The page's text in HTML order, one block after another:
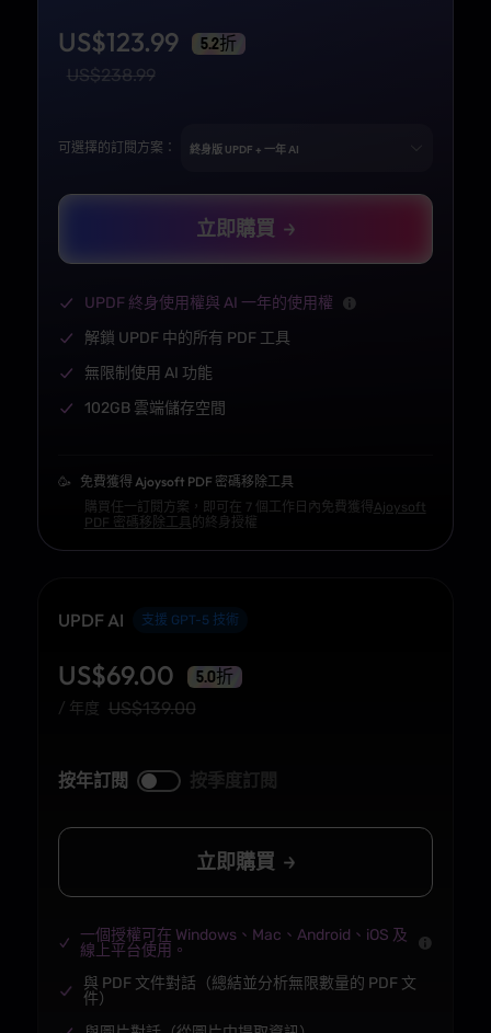
US$123.99 5.2折
US$238.99
可選擇的訂閱方案：
立即購買
UPDF 終身使用權與 AI 一年的使用權
解鎖 UPDF 中的所有 PDF 工具
無限制使用 AI 功能
102GB 雲端儲存空間
🥳 免費獲得 Ajoysoft PDF 密碼移除工具
購買任一訂閱方案，即可在 7 個工作日內免費獲得Ajoysoft
PDF 密碼移除工具 的終身授權
UPDF AI 支援 GPT-5 技術
US$69.00 5.0折
/ 年度 US$139.00
按年訂閱 按季度訂閱
立即購買
一個授權可在 Windows、Mac、Android、iOS 及
線上平台使用。
與 PDF 文件對話（總結並分析無限數量的 PDF 文
件）